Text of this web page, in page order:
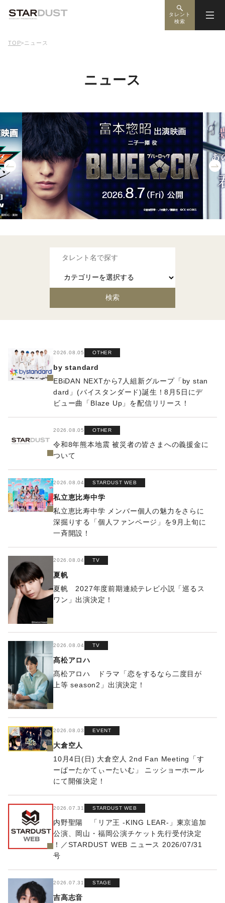
タレント
検索
TOP> ニュース
ニュース
2026.08.05 OTHER
by standard
EBiDAN NEXTから7⼈組新グループ「by stan
dard」(バイスタンダード)誕⽣！8⽉5⽇にデ
ビュー曲「Blaze Up」を配信リリース！
2026.08.05 OTHER
令和8年熊本地震 被災者の皆さまへの義援金に
ついて
2026.08.04 STARDUST WEB
私立恵比寿中学
私立恵比寿中学 メンバー個人の魅力をさらに
深掘りする「個人ファンページ」を9月上旬に
一斉開設！
2026.08.04 TV
夏帆
夏帆 2027年度前期連続テレビ小説「巡るス
ワン」出演決定！
2026.08.04 TV
髙松アロハ
髙松アロハ ドラマ「恋をするなら二度目が
上等 season2」出演決定！
2026.08.03 EVENT
大倉空人
10月4日(日) 大倉空人 2nd Fan Meeting「す
ーぱーたかてぃーたいむ」 ニッショーホール
にて開催決定！
2026.07.31 STARDUST WEB
内野聖陽 「リア王 -KING LEAR-」東京追加
公演、岡山・福岡公演チケット先行受付決定
！／STARDUST WEB ニュース 2026/07/31
号
2026.07.31 STAGE
吉高志音